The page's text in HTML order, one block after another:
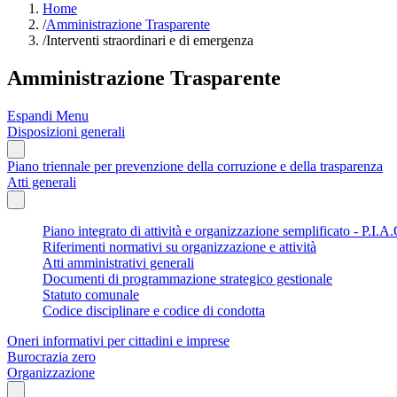
Home
/Amministrazione Trasparente
/Interventi straordinari e di emergenza
Amministrazione Trasparente
Espandi Menu
Disposizioni generali
Piano triennale per prevenzione della corruzione e della trasparenza
Atti generali
Piano integrato di attività e organizzazione semplificato -
Riferimenti normativi su organizzazione e attività
Atti amministrativi generali
Documenti di programmazione strategico gestionale
Statuto comunale
Codice disciplinare e codice di condotta
Oneri informativi per cittadini e imprese
Burocrazia zero
Organizzazione